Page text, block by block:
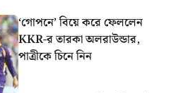
‘গোপনে’ বিয়ে করে ফেললেন
KKR-র তারকা অলরাউন্ডার,
পাত্রীকে চিনে নিন